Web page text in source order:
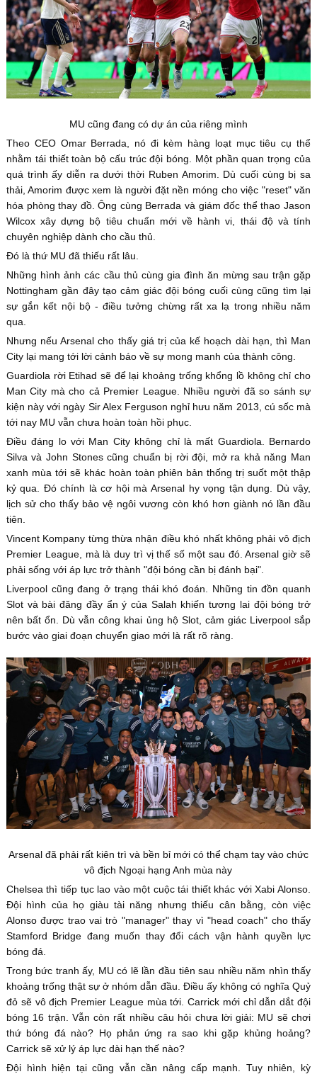
MU cũng đang có dự án của riêng mình
Theo CEO Omar Berrada, nó đi kèm hàng loạt mục tiêu cụ thể
nhằm tái thiết toàn bộ cấu trúc đội bóng. Một phần quan trọng của
quá trình ấy diễn ra dưới thời Ruben Amorim. Dù cuối cùng bị sa
thải, Amorim được xem là người đặt nền móng cho việc "reset" văn
hóa phòng thay đồ. Ông cùng Berrada và giám đốc thể thao Jason
Wilcox xây dựng bộ tiêu chuẩn mới về hành vi, thái độ và tính
chuyên nghiệp dành cho cầu thủ.
Đó là thứ MU đã thiếu rất lâu.
Những hình ảnh các cầu thủ cùng gia đình ăn mừng sau trận gặp
Nottingham gần đây tạo cảm giác đội bóng cuối cùng cũng tìm lại
sự gắn kết nội bộ - điều tưởng chừng rất xa lạ trong nhiều năm
qua.
Nhưng nếu Arsenal cho thấy giá trị của kế hoạch dài hạn, thì Man
City lại mang tới lời cảnh báo về sự mong manh của thành công.
Guardiola rời Etihad sẽ để lại khoảng trống khổng lồ không chỉ cho
Man City mà cho cả Premier League. Nhiều người đã so sánh sự
kiện này với ngày Sir Alex Ferguson nghỉ hưu năm 2013, cú sốc mà
tới nay MU vẫn chưa hoàn toàn hồi phục.
Điều đáng lo với Man City không chỉ là mất Guardiola. Bernardo
Silva và John Stones cũng chuẩn bị rời đội, mở ra khả năng Man
xanh mùa tới sẽ khác hoàn toàn phiên bản thống trị suốt một thập
kỷ qua. Đó chính là cơ hội mà Arsenal hy vọng tận dụng. Dù vậy,
lịch sử cho thấy bảo vệ ngôi vương còn khó hơn giành nó lần đầu
tiên.
Vincent Kompany từng thừa nhận điều khó nhất không phải vô địch
Premier League, mà là duy trì vị thế số một sau đó. Arsenal giờ sẽ
phải sống với áp lực trở thành "đội bóng cần bị đánh bại".
Liverpool cũng đang ở trạng thái khó đoán. Những tin đồn quanh
Slot và bài đăng đầy ẩn ý của Salah khiến tương lai đội bóng trở
nên bất ổn. Dù vẫn công khai ủng hộ Slot, cảm giác Liverpool sắp
bước vào giai đoạn chuyển giao mới là rất rõ ràng.
Arsenal đã phải rất kiên trì và bền bỉ mới có thể chạm tay vào chức
vô địch Ngoại hạng Anh mùa này
Chelsea thì tiếp tục lao vào một cuộc tái thiết khác với Xabi Alonso.
Đội hình của họ giàu tài năng nhưng thiếu cân bằng, còn việc
Alonso được trao vai trò "manager" thay vì "head coach" cho thấy
Stamford Bridge đang muốn thay đổi cách vận hành quyền lực
bóng đá.
Trong bức tranh ấy, MU có lẽ lần đầu tiên sau nhiều năm nhìn thấy
khoảng trống thật sự ở nhóm dẫn đầu. Điều ấy không có nghĩa Quỷ
đỏ sẽ vô địch Premier League mùa tới. Carrick mới chỉ dẫn dắt đội
bóng 16 trận. Vẫn còn rất nhiều câu hỏi chưa lời giải: MU sẽ chơi
thứ bóng đá nào? Họ phản ứng ra sao khi gặp khủng hoảng?
Carrick sẽ xử lý áp lực dài hạn thế nào?
Đội hình hiện tại cũng vẫn cần nâng cấp mạnh. Tuy nhiên, kỳ